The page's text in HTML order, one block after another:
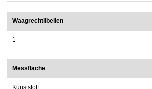
Waagrechtlibellen
1
Messfläche
Kunststoff